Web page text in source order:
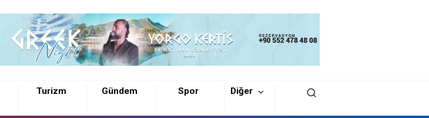
Turizm Gündem Spor Diğer